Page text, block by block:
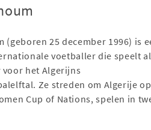
(geboren 25 december 1996) is
voetballer die speelt
het Algerijns
Ze streden om Algerije
Cup of Nations, spelen in